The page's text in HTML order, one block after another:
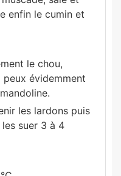
enfin le cumin et
le chou,
peux évidemment
les lardons puis
suer 3 à 4